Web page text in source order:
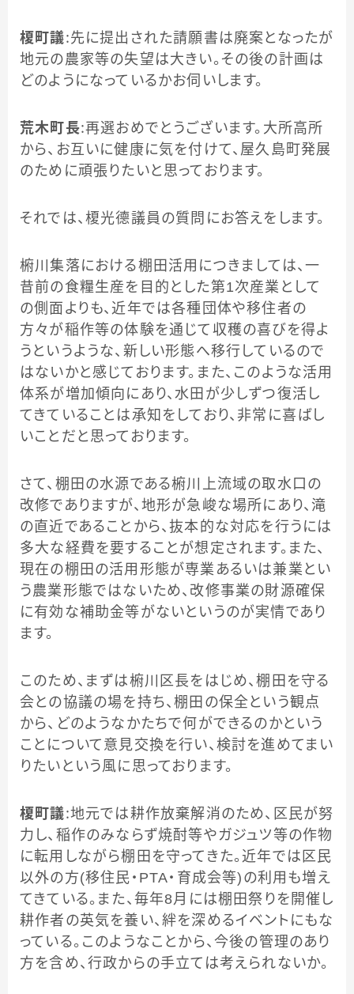
榎町議：先に提出された請願書は廃案となったが
地元の農家等の失望は大きい。その後の計画は
どのようになっているかお伺いします。
荒木町長：再選おめでとうございます。大所高所
から、お互いに健康に気を付けて、屋久島町発展
のために頑張りたいと思っております。
それでは、榎光德議員の質問にお答えをします。
椨川集落における棚田活用につきましては、一
昔前の食糧生産を目的とした第1次産業として
の側面よりも、近年では各種団体や移住者の
方々が稲作等の体験を通じて収穫の喜びを得よ
うというような、新しい形態へ移行しているので
はないかと感じております。また、このような活用
体系が増加傾向にあり、水田が少しずつ復活し
てきていることは承知をしており、非常に喜ばし
いことだと思っております。
さて、棚田の水源である椨川上流域の取水口の
改修でありますが、地形が急峻な場所にあり、滝
の直近であることから、抜本的な対応を行うには
多大な経費を要することが想定されます。また、
現在の棚田の活用形態が専業あるいは兼業とい
う農業形態ではないため、改修事業の財源確保
に有効な補助金等がないというのが実情であり
ます。
このため、まずは椨川区長をはじめ、棚田を守る
会との協議の場を持ち、棚田の保全という観点
から、どのようなかたちで何ができるのかという
ことについて意見交換を行い、検討を進めてまい
りたいという風に思っております。
榎町議：地元では耕作放棄解消のため、区民が努
力し、稲作のみならず焼酎等やガジュツ等の作物
に転用しながら棚田を守ってきた。近年では区民
以外の方(移住民・PTA・育成会等)の利用も増え
てきている。また、毎年8月には棚田祭りを開催し
耕作者の英気を養い、絆を深めるイベントにもな
っている。このようなことから、今後の管理のあり
方を含め、行政からの手立ては考えられないか。